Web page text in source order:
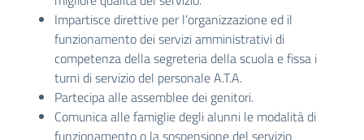
Impartisce direttive per l’organizzazione ed il
funzionamento dei servizi amministrativi di
competenza della segreteria della scuola e fissa i
turni di servizio del personale A.T.A.
Partecipa alle assemblee dei genitori.
Comunica alle famiglie degli alunni le modalità di
funzionamento o la sospensione del servizio